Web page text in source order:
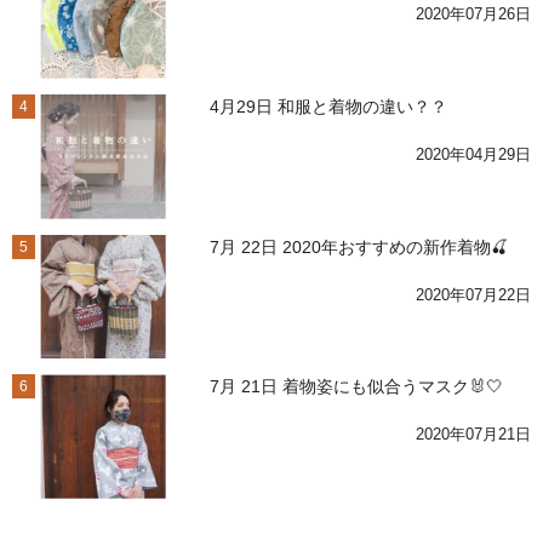
2020年07月26日
4 4月29日 和服と着物の違い？？
2020年04月29日
5 7月 22日 2020年おすすめの新作着物🍒
2020年07月22日
6 7月 21日 着物姿にも似合うマスク🐰🤍
2020年07月21日